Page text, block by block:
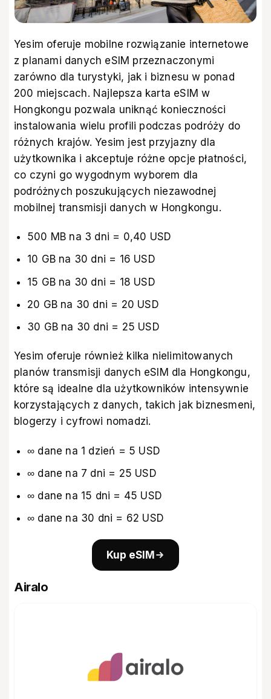
Yesim oferuje mobilne rozwiązanie internetowe
z planami danych eSIM przeznaczonymi
zarówno dla turystyki, jak i biznesu w ponad
200 miejscach. Najlepsza karta eSIM w
Hongkongu pozwala uniknąć konieczności
instalowania wielu profili podczas podróży do
różnych krajów. Yesim jest przyjazny dla
użytkownika i akceptuje różne opcje płatności,
co czyni go wygodnym wyborem dla
podróżnych poszukujących niezawodnej
mobilnej transmisji danych w Hongkongu.
500 MB na 3 dni = 0,40 USD
10 GB na 30 dni = 16 USD
15 GB na 30 dni = 18 USD
20 GB na 30 dni = 20 USD
30 GB na 30 dni = 25 USD
Yesim oferuje również kilka nielimitowanych
planów transmisji danych eSIM dla Hongkongu,
które są idealne dla użytkowników intensywnie
korzystających z danych, takich jak biznesmeni,
blogerzy i cyfrowi nomadzi.
∞ dane na 1 dzień = 5 USD
∞ dane na 7 dni = 25 USD
∞ dane na 15 dni = 45 USD
∞ dane na 30 dni = 62 USD
Kup eSIM
Airalo